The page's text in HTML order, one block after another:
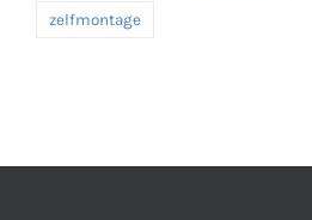
zelfmontage